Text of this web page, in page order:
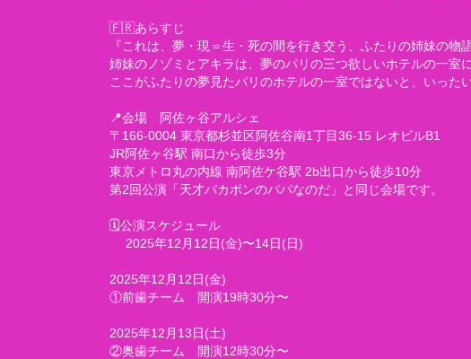
🇫🇷あらすじ
『これは、夢・現＝生・死の間を行き交う、ふたりの姉妹の物
姉妹のノゾミとアキラは、夢のパリの三つ欲しいホテルの一室
ここがふたりの夢見たパリのホテルの一室ではないと、いった
📍会場 阿佐ヶ谷アルシェ
〒166-0004 東京都杉並区阿佐谷南1丁目36-15 レオビルB1
JR阿佐ヶ谷駅 南口から徒歩3分
東京メトロ丸の内線 南阿佐ケ谷駅 2b出口から徒歩10分
第2回公演「天才バカボンのパパなのだ」と同じ会場です。
🗓公演スケジュール
2025年12月12日(金)〜14日(日)
2025年12月12日(金)
①前歯チーム 開演19時30分〜
2025年12月13日(土)
②奥歯チーム 開演12時30分〜